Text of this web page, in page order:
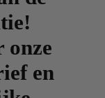
onze
en